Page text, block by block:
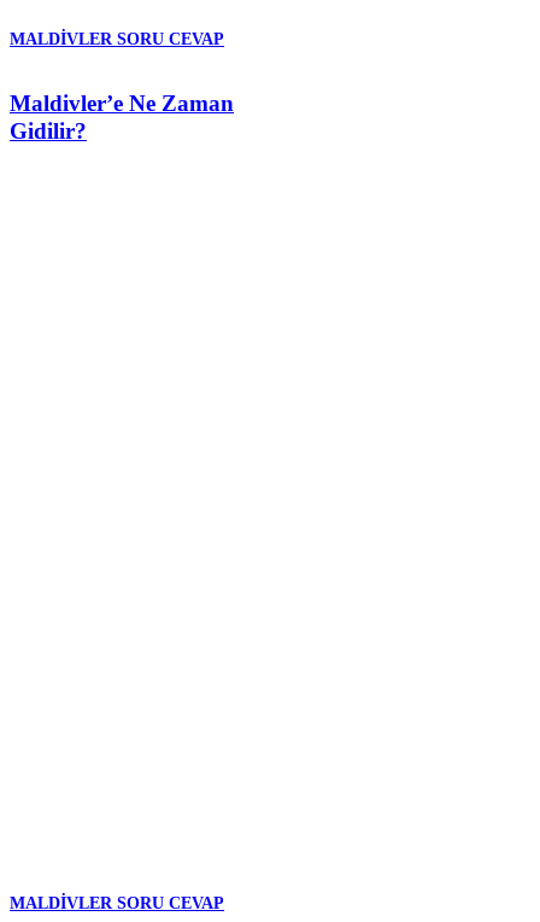
MALDIVLER SORU CEVAP
Maldivler’e Ne Zaman
Gidilir?
MALDIVLER SORU CEVAP